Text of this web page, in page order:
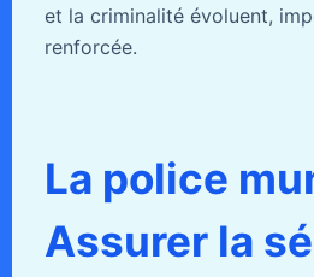
et la criminalité évoluent,
renforcée.
La police
Assurer la